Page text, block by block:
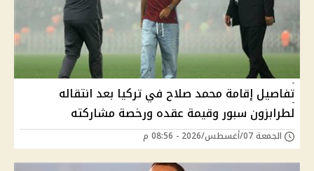
تفاصيل إقامة محمد صلاح في تركيا بعد انتقاله
لطرابزون سبور وقيمة عقده ورخصة مشاركته
الجمعة 07/أغسطس/2026 - 08:56 م